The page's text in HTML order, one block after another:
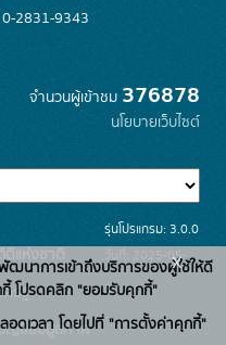
2831-9343
จำนวนผู้เข้าชม 376878
นโยบายเว็บไซต์
ติแห่งชาติ
รัฐ
ญชีข้อมูลภาค
รุ่นโปรแกรม: 3.0.0
วันที่: 2025-05-
30
ฒนาการเข้าถึงบริการของผู้ใช้ให้ดี
โปรดคลิก "ยอมรับคุกกี้"
เวลา โดยไปที่ "การตั้งค่าคุกกี้"
x